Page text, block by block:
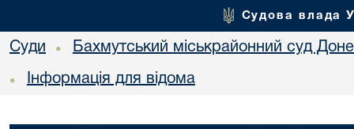
Судова влада
Суди • Бахмутський міськрайонний суд
• Інформація для відома